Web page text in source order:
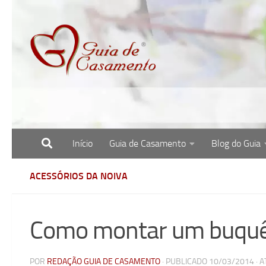
Site com o melhor para noivas, noivos e
Início Guia de Casamento Blog do Guia
ACESSÓRIOS DA NOIVA
Como montar um
POR REDAÇÃO GUIA DE CASAMENTO · PUBLICADO 10/03/2014 ·